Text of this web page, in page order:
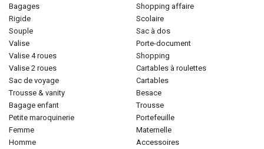
bagages
rigide
souple
valise
valise 4 roues
valise 2 roues
sac de voyage
trousse & vanity
bagage enfant
petite maroquinerie
femme
homme
shopping affaire
scolaire
sac à dos
porte-document
shopping
cartables à roulettes
cartables
besace
trousse
portefeuille
maternelle
accessoires